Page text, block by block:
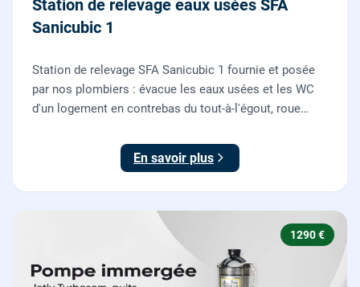
Station de relevage eaux usées SFA
Sanicubic 1
Station de relevage SFA Sanicubic 1 fournie et posée
par nos plombiers : évacue les eaux usées et les WC
d'un logement en contrebas du tout-à-l'égout, roue
En savoir plus
1290 €